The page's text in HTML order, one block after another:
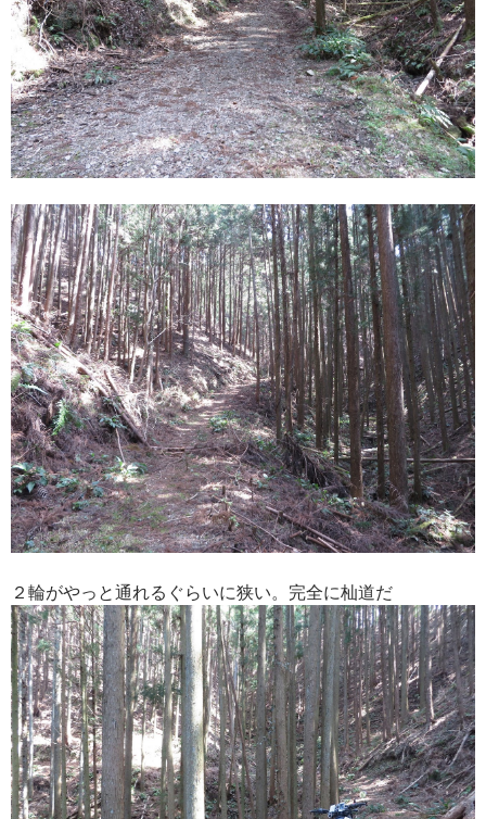
２輪がやっと通れるぐらいに狭い。完全に杣道だ